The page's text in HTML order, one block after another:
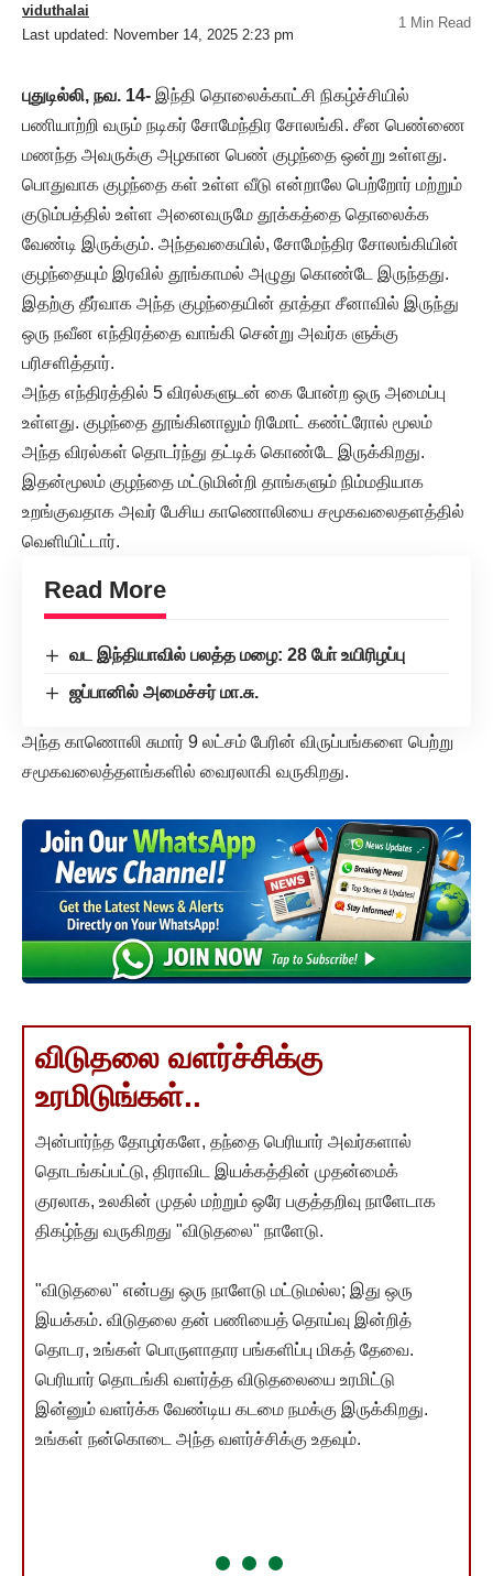
Last updated: November 14, 2025 2:23 pm
viduthalai
1 Min Read
புதுடில்லி, நவ. 14- இந்தி தொலைக்காட்சி நிகழ்ச்சியில்
பணியாற்றி வரும் நடிகர் சோமேந்திர சோலங்கி. சீன பெண்ணை
மணந்த அவருக்கு அழகான பெண் குழந்தை ஒன்று உள்ளது.
பொதுவாக குழந்தை கள் உள்ள வீடு என்றாலே பெற்றோர் மற்றும்
குடும்பத்தில் உள்ள அனைவருமே தூக்கத்தை தொலைக்க
வேண்டி இருக்கும். அந்தவகையில், சோமேந்திர சோலங்கியின்
குழந்தையும் இரவில் தூங்காமல் அழுது கொண்டே இருந்தது.
இதற்கு தீர்வாக அந்த குழந்தையின் தாத்தா சீனாவில் இருந்து
ஒரு நவீன எந்திரத்தை வாங்கி சென்று அவர்க ளுக்கு
பரிசளித்தார்.
அந்த எந்திரத்தில் 5 விரல்களுடன் கை போன்ற ஒரு அமைப்பு
உள்ளது. குழந்தை தூங்கினாலும் ரிமோட் கண்ட்ரோல் மூலம்
அந்த விரல்கள் தொடர்ந்து தட்டிக் கொண்டே இருக்கிறது.
இதன்மூலம் குழந்தை மட்டுமின்றி தாங்களும் நிம்மதியாக
உறங்குவதாக அவர் பேசிய காணொலியை சமூகவலைதளத்தில்
வெளியிட்டார்.
Read More
வட இந்தியாவில் பலத்த மழை: 28 போ் உயிரிழப்பு
ஜப்பானில் அமைச்சர் மா.சு.
அந்த காணொலி சுமார் 9 லட்சம் பேரின் விருப்பங்களை பெற்று
சமூகவலைத்தளங்களில் வைரலாகி வருகிறது.
விடுதலை வளர்ச்சிக்கு
உரமிடுங்கள்..
அன்பார்ந்த தோழர்களே, தந்தை பெரியார் அவர்களால்
தொடங்கப்பட்டு, திராவிட இயக்கத்தின் முதன்மைக்
குரலாக, உலகின் முதல் மற்றும் ஒரே பகுத்தறிவு நாளேடாக
திகழ்ந்து வருகிறது "விடுதலை" நாளேடு.
"விடுதலை" என்பது ஒரு நாளேடு மட்டுமல்ல; இது ஒரு
இயக்கம். விடுதலை தன் பணியைத் தொய்வு இன்றித்
தொடர, உங்கள் பொருளாதார பங்களிப்பு மிகத் தேவை.
பெரியார் தொடங்கி வளர்த்த விடுதலையை உரமிட்டு
இன்னும் வளர்க்க வேண்டிய கடமை நமக்கு இருக்கிறது.
உங்கள் நன்கொடை அந்த வளர்ச்சிக்கு உதவும்.